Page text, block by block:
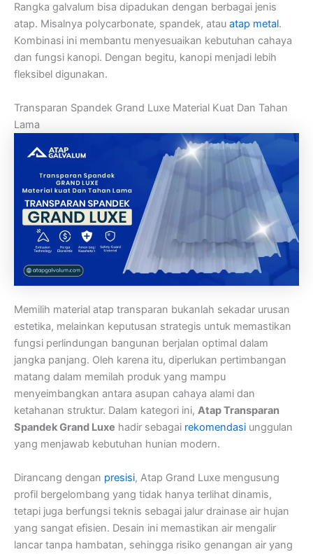
Rangka galvalum bisa dipadukan dengan berbagai jenis
atap. Misalnya polycarbonate, spandek, atau atap metal.
Kombinasi ini membantu menyesuaikan kebutuhan cahaya
dan fungsi kanopi. Dengan begitu, kanopi menjadi lebih
fleksibel digunakan.
Transparan Spandek Grand Luxe Material Kuat Dan Tahan
Lama
Memilih material atap transparan bukanlah sekadar urusan
estetika, melainkan keputusan strategis untuk memastikan
fungsi perlindungan bangunan berjalan optimal dalam
jangka panjang. Oleh karena itu, diperlukan pertimbangan
matang dalam memilah produk yang mampu
menyeimbangkan antara asupan cahaya alami dan
ketahanan struktur. Dalam kategori ini, Atap Transparan
Spandek Grand Luxe hadir sebagai rekomendasi unggulan
yang menjawab kebutuhan hunian modern.
Dirancang dengan presisi, Atap Grand Luxe mengusung
profil bergelombang yang tidak hanya terlihat dinamis,
tetapi juga berfungsi teknis sebagai jalur drainase air hujan
yang sangat efisien. Desain ini memastikan air mengalir
lancar tanpa hambatan, sehingga risiko genangan air yang